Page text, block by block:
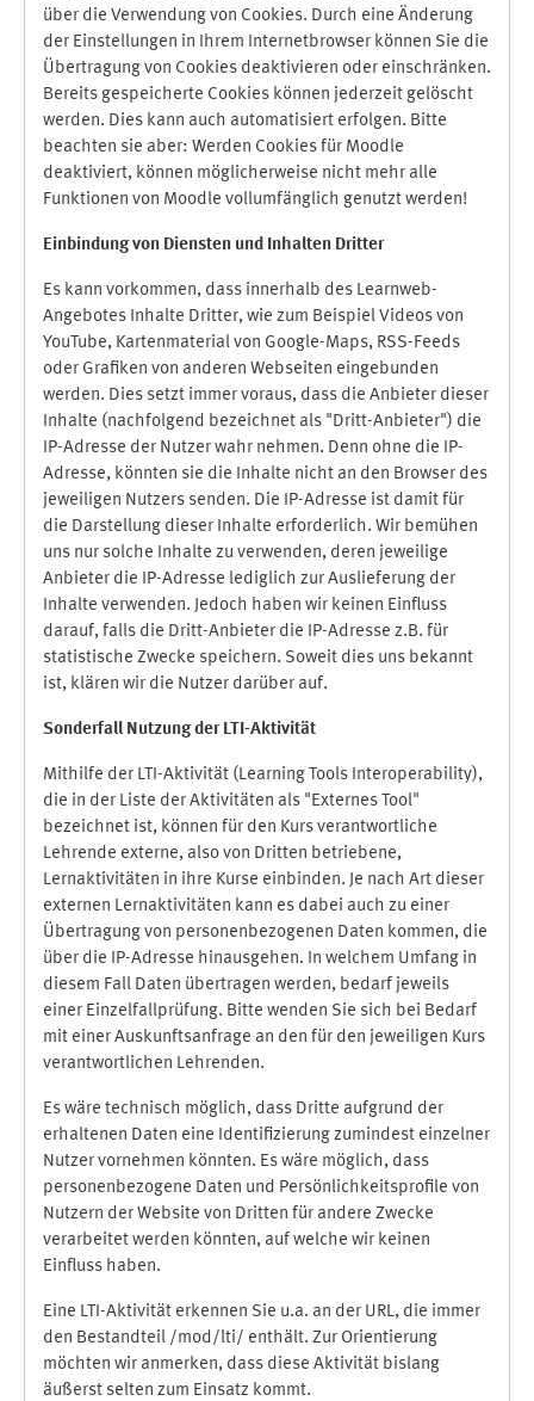
über die Verwendung von Cookies. Durch eine Änderung
der Einstellungen in Ihrem Internetbrowser können Sie die
Übertragung von Cookies deaktivieren oder einschränken.
Bereits gespeicherte Cookies können jederzeit gelöscht
werden. Dies kann auch automatisiert erfolgen. Bitte
beachten sie aber: Werden Cookies für Moodle
deaktiviert, können möglicherweise nicht mehr alle
Funktionen von Moodle vollumfänglich genutzt werden!
Einbindung von Diensten und Inhalten Dritter
Es kann vorkommen, dass innerhalb des Learnweb-
Angebotes Inhalte Dritter, wie zum Beispiel Videos von
YouTube, Kartenmaterial von Google-Maps, RSS-Feeds
oder Grafiken von anderen Webseiten eingebunden
werden. Dies setzt immer voraus, dass die Anbieter dieser
Inhalte (nachfolgend bezeichnet als "Dritt-Anbieter") die
IP-Adresse der Nutzer wahr nehmen. Denn ohne die IP-
Adresse, könnten sie die Inhalte nicht an den Browser des
jeweiligen Nutzers senden. Die IP-Adresse ist damit für
die Darstellung dieser Inhalte erforderlich. Wir bemühen
uns nur solche Inhalte zu verwenden, deren jeweilige
Anbieter die IP-Adresse lediglich zur Auslieferung der
Inhalte verwenden. Jedoch haben wir keinen Einfluss
darauf, falls die Dritt-Anbieter die IP-Adresse z.B. für
statistische Zwecke speichern. Soweit dies uns bekannt
ist, klären wir die Nutzer darüber auf.
Sonderfall Nutzung der LTI-Aktivität
Mithilfe der LTI-Aktivität (Learning Tools Interoperability),
die in der Liste der Aktivitäten als "Externes Tool"
bezeichnet ist, können für den Kurs verantwortliche
Lehrende externe, also von Dritten betriebene,
Lernaktivitäten in ihre Kurse einbinden. Je nach Art dieser
externen Lernaktivitäten kann es dabei auch zu einer
Übertragung von personenbezogenen Daten kommen, die
über die IP-Adresse hinausgehen. In welchem Umfang in
diesem Fall Daten übertragen werden, bedarf jeweils
einer Einzelfallprüfung. Bitte wenden Sie sich bei Bedarf
mit einer Auskunftsanfrage an den für den jeweiligen Kurs
verantwortlichen Lehrenden.
Es wäre technisch möglich, dass Dritte aufgrund der
erhaltenen Daten eine Identifizierung zumindest einzelner
Nutzer vornehmen könnten. Es wäre möglich, dass
personenbezogene Daten und Persönlichkeitsprofile von
Nutzern der Website von Dritten für andere Zwecke
verarbeitet werden könnten, auf welche wir keinen
Einfluss haben.
Eine LTI-Aktivität erkennen Sie u.a. an der URL, die immer
den Bestandteil /mod/lti/ enthält. Zur Orientierung
möchten wir anmerken, dass diese Aktivität bislang
äußerst selten zum Einsatz kommt.